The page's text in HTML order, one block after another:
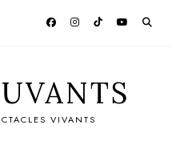
VIVANTS